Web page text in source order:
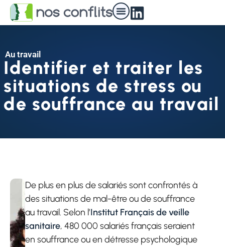
Au travail
Identifier et traiter les
situations de stress ou
de souffrance au travail
De plus en plus de salariés sont confrontés à
des situations de mal-être ou de souffrance
au travail. Selon l’Institut Français de veille
sanitaire, 480 000 salariés français seraient
en souffrance ou en détresse psychologique